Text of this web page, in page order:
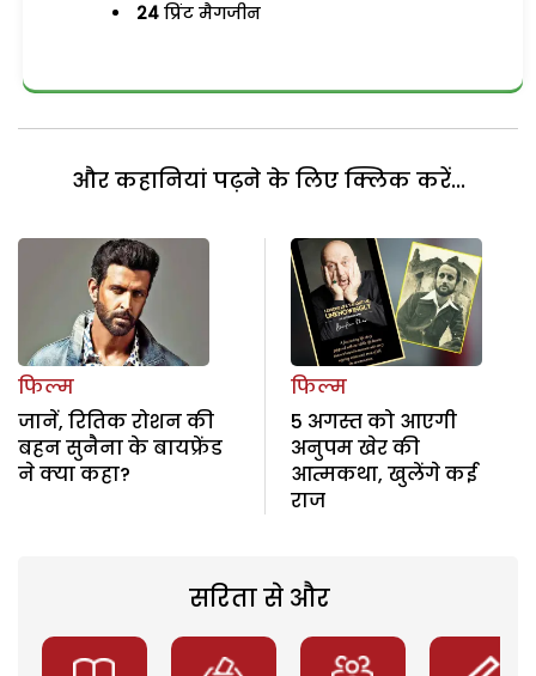
24 प्रिंट मैगजीन
और कहानियां पढ़ने के लिए क्लिक करें...
फिल्म
जानें, रितिक रोशन की
बहन सुनैना के बायफ्रेंड
ने क्या कहा?
फिल्म
5 अगस्त को आएगी
अनुपम खेर की
आत्मकथा, खुलेंगे कई
राज
सरिता से और